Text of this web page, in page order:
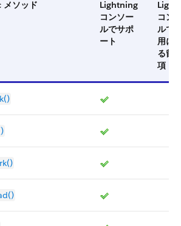
メソッド
Lightning
コンソー
ルでサポ
ート
コン
ルで
用に
る留
項